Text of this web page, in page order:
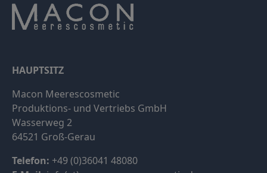
HAUPTSITZ
Macon Meerescosmetic
Produktions- und Vertriebs GmbH
Wasserweg 2
64521 Groß-Gerau
Telefon: +49 (0)36041 48080